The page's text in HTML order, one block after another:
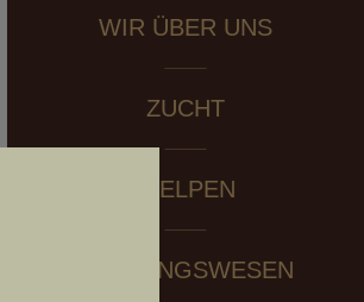
WIR ÜBER UNS
ZUCHT
WELPEN
PRÜFUNGSWESEN